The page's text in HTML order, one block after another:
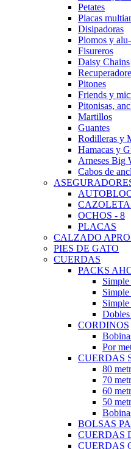
Petates
Placas
Disipadoras
Plomos y
Fisureros
Daisy Chains
Pitones
Friends y
Pitonisas,
Martillos
Guantes
Rodilleras y
Hamacas y
Arneses Big
Cabos de
OCHOS - 8
PLACAS
CALZADO
PIES DE GATO
CUERDAS
PACKS
CORDINOS
Por
CUERDAS
80
70
60
50
BOLSAS
CUERDAS
CUERDAS